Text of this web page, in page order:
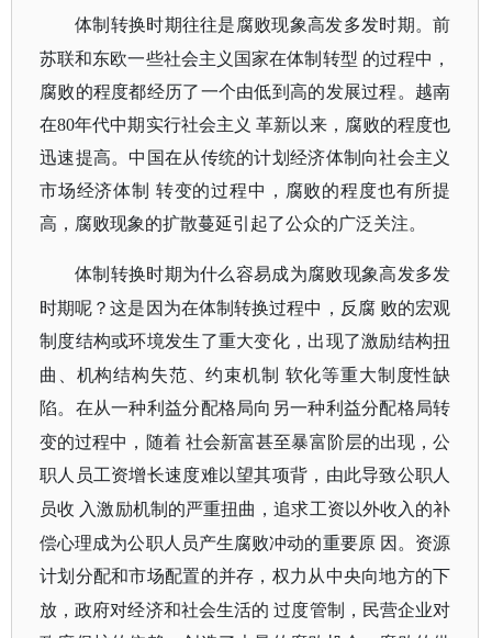
体制转换时期往往是腐败现象高发多发时期。前
苏联和东欧一些社会主义国家在体制转型 的过程中，
腐败的程度都经历了一个由低到高的发展过程。越南
在80年代中期实行社会主义 革新以来，腐败的程度也
迅速提高。中国在从传统的计划经济体制向社会主义
市场经济体制 转变的过程中，腐败的程度也有所提
高，腐败现象的扩散蔓延引起了公众的广泛关注。
体制转换时期为什么容易成为腐败现象高发多发
时期呢？这是因为在体制转换过程中，反腐 败的宏观
制度结构或环境发生了重大变化，出现了激励结构扭
曲、机构结构失范、约束机制 软化等重大制度性缺
陷。在从一种利益分配格局向另一种利益分配格局转
变的过程中，随着 社会新富甚至暴富阶层的出现，公
职人员工资增长速度难以望其项背，由此导致公职人
员收 入激励机制的严重扭曲，追求工资以外收入的补
偿心理成为公职人员产生腐败冲动的重要原 因。资源
计划分配和市场配置的并存，权力从中央向地方的下
放，政府对经济和社会生活的 过度管制，民营企业对